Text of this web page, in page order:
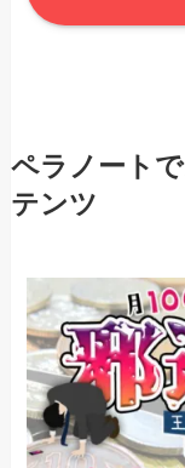
ペラノート
テンツ